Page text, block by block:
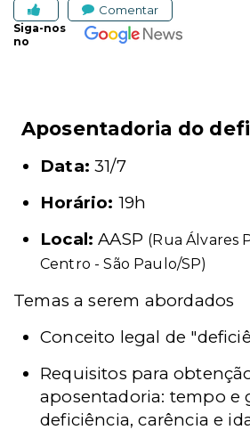
Comentar
Siga-nos
no
Aposentadoria do
Data: 31/7
Horário: 19h
Local: AASP (Rua Álvares
Centro - São Paulo/SP)
Temas a serem abordados
Conceito legal de
Requisitos para
aposentadoria: tempo e
deficiência, carência e